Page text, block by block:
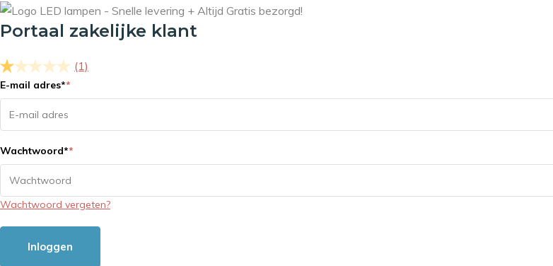
Portaal zakelijke klant
(1)
E-mail adres**
Wachtwoord**
Wachtwoord vergeten?
Inloggen